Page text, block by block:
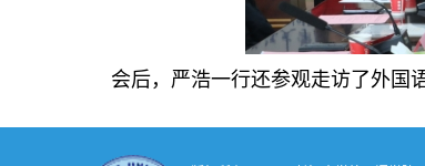
会后，严浩一行还参观走访了外国